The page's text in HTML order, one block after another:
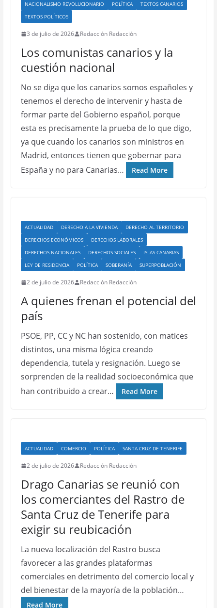
NACIONALISMO REVOLUCIONARIO
POLÍTICA
TEXTOS CANARIOS
TEXTOS POLÍTICOS
3 de julio de 2026 Redacción Redacción
Los comunistas canarios y la
cuestión nacional
No se diga que los canarios somos españoles y
tenemos el derecho de intervenir y hasta de
formar parte del Gobierno español, porque
esta es precisamente la prueba de lo que digo,
ya que cuando los canarios son ministros en
Madrid, entonces tienen que gobernar para
España y no para Canarias…
Read More
ACTUALIDAD DERECHO A LA VIVIENDA
DERECHO AL TERRITORIO
DERECHOS ECONÓMICOS
DERECHOS LABORALES
DERECHOS NACIONALES
DERECHOS SOCIALES
ISLAS CANARIAS
LEY DE RESIDENCIA
POLÍTICA SOBERANÍA SUPERPOBLACIÓN
2 de julio de 2026 Redacción Redacción
A quienes frenan el potencial del
país
PSOE, PP, CC y NC han sostenido, con matices
distintos, una misma lógica creando
dependencia, tutela y resignación. Luego se
sorprenden de la realidad socioeconómica que
han contribuido a crear…
Read More
ACTUALIDAD COMERCIO POLÍTICA SANTA CRUZ DE TENERIFE
2 de julio de 2026 Redacción Redacción
Drago Canarias se reunió con
los comerciantes del Rastro de
Santa Cruz de Tenerife para
exigir su reubicación
La nueva localización del Rastro busca
favorecer a las grandes plataformas
comerciales en detrimento del comercio local y
del bienestar de la mayoría de la población…
Read More